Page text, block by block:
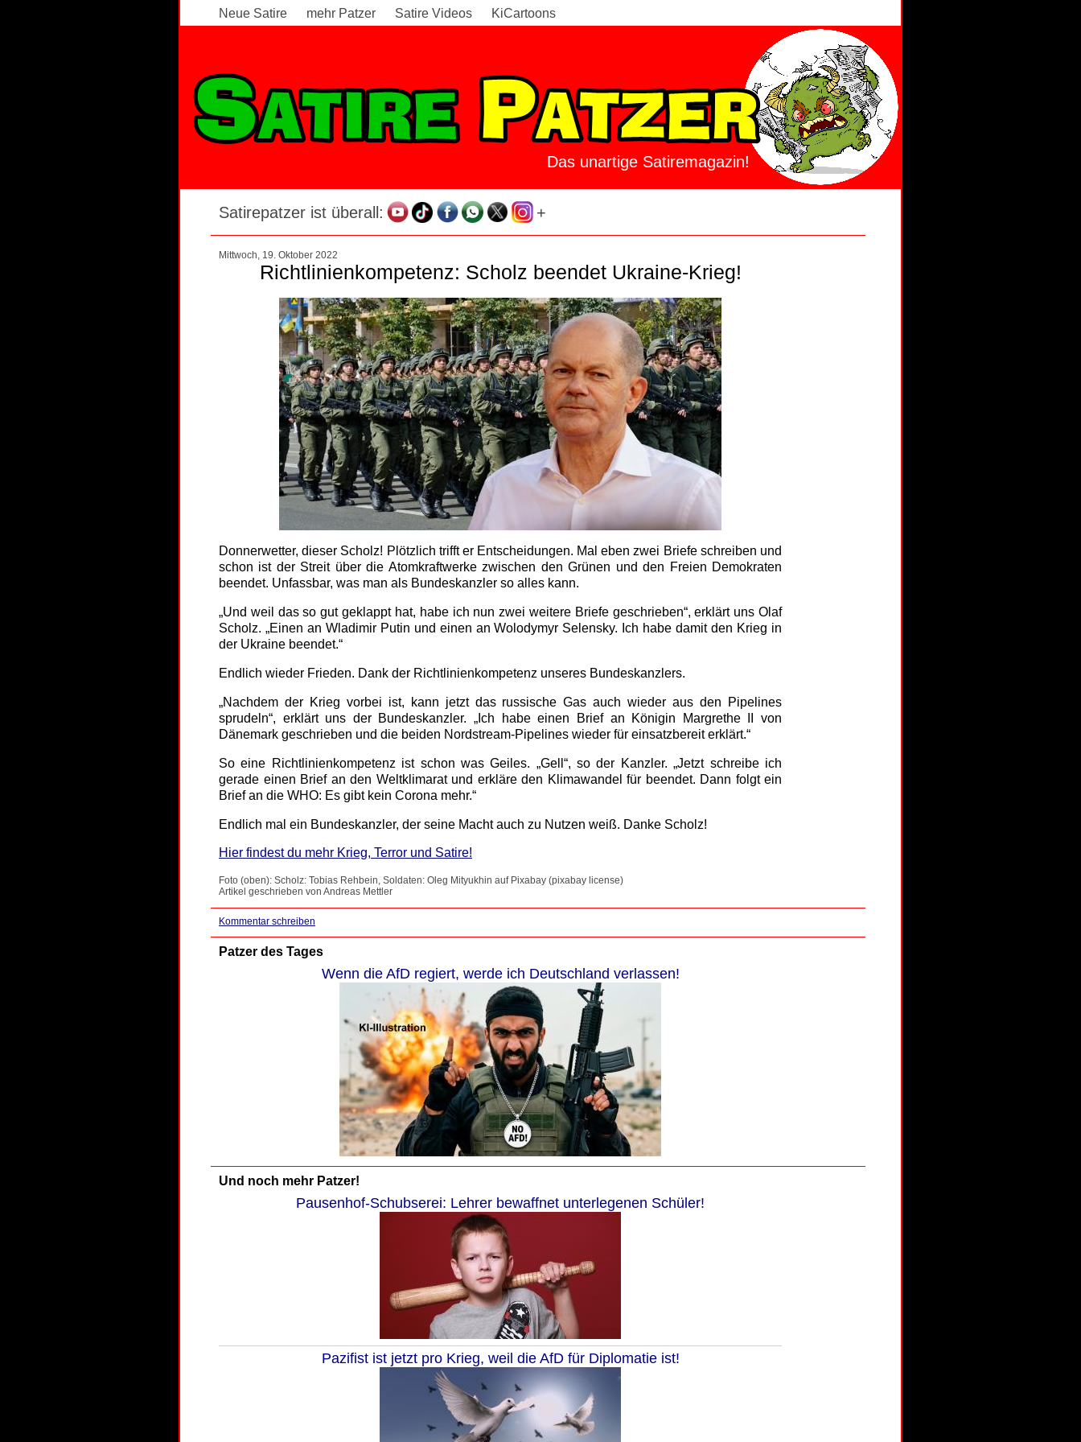
Neue Satire mehr Patzer Satire Videos KiCartoons
Das unartige Satiremagazin!
Satirepatzer ist überall: +
Mittwoch, 19. Oktober 2022
Richtlinienkompetenz: Scholz beendet Ukraine-Krieg!
Donnerwetter, dieser Scholz! Plötzlich trifft er Entscheidungen. Mal eben zwei Briefe schreiben und
schon ist der Streit über die Atomkraftwerke zwischen den Grünen und den Freien Demokraten
beendet. Unfassbar, was man als Bundeskanzler so alles kann.
„Und weil das so gut geklappt hat, habe ich nun zwei weitere Briefe geschrieben“, erklärt uns Olaf
Scholz. „Einen an Wladimir Putin und einen an Wolodymyr Selensky. Ich habe damit den Krieg in
der Ukraine beendet.“
Endlich wieder Frieden. Dank der Richtlinienkompetenz unseres Bundeskanzlers.
„Nachdem der Krieg vorbei ist, kann jetzt das russische Gas auch wieder aus den Pipelines
sprudeln“, erklärt uns der Bundeskanzler. „Ich habe einen Brief an Königin Margrethe II von
Dänemark geschrieben und die beiden Nordstream-Pipelines wieder für einsatzbereit erklärt.“
So eine Richtlinienkompetenz ist schon was Geiles. „Gell“, so der Kanzler. „Jetzt schreibe ich
gerade einen Brief an den Weltklimarat und erkläre den Klimawandel für beendet. Dann folgt ein
Brief an die WHO: Es gibt kein Corona mehr.“
Endlich mal ein Bundeskanzler, der seine Macht auch zu Nutzen weiß. Danke Scholz!
Hier findest du mehr Krieg, Terror und Satire!
Foto (oben): Scholz: Tobias Rehbein, Soldaten: Oleg Mityukhin auf Pixabay (pixabay license)
Artikel geschrieben von Andreas Mettler
Kommentar schreiben
Patzer des Tages
Wenn die AfD regiert, werde ich Deutschland verlassen!
Und noch mehr Patzer!
Pausenhof-Schubserei: Lehrer bewaffnet unterlegenen Schüler!
Pazifist ist jetzt pro Krieg, weil die AfD für Diplomatie ist!